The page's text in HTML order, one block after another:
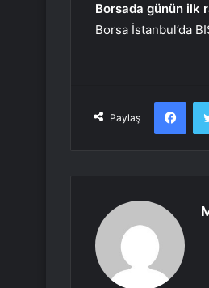
Borsada günün ilk
Borsa İstanbul’da
Paylaş